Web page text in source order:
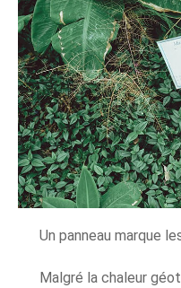
Un panneau marque
Malgré la chaleur